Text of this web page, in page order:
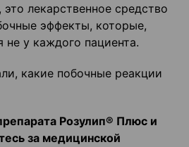
лекарственное средство
эффекты, которые,
не у каждого пациента.
какие побочные реакции
Розулип® Плюс и
за медицинской